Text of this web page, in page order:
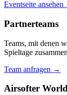
Eventseite
Partnerteams
Teams, mit denen
Spieltage
Team anfragen →
Airsofter